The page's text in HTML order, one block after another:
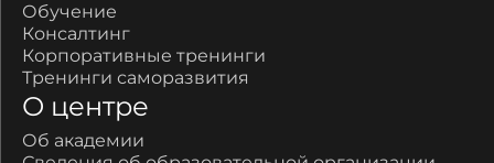
Обучение
Консалтинг
Корпоративные тренинги
Тренинги саморазвития
О центре
Об академии